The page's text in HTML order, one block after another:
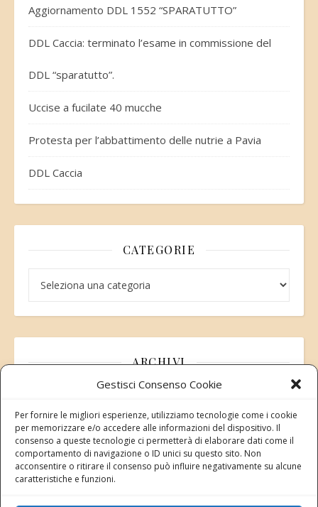
Gestisci Consenso Cookie
Per fornire le migliori esperienze, utilizziamo tecnologie come i cookie
per memorizzare e/o accedere alle informazioni del dispositivo. Il
consenso a queste tecnologie ci permetterà di elaborare dati come il
comportamento di navigazione o ID unici su questo sito. Non
acconsentire o ritirare il consenso può influire negativamente su alcune
caratteristiche e funzioni.
Aggiornamento DDL 1552 “SPARATUTTO”
DDL Caccia: terminato l’esame in commissione del
DDL “sparatutto”.
Uccise a fucilate 40 mucche
Protesta per l’abbattimento delle nutrie a Pavia
DDL Caccia
CATEGORIE
ARCHIVI
Modifica consenso